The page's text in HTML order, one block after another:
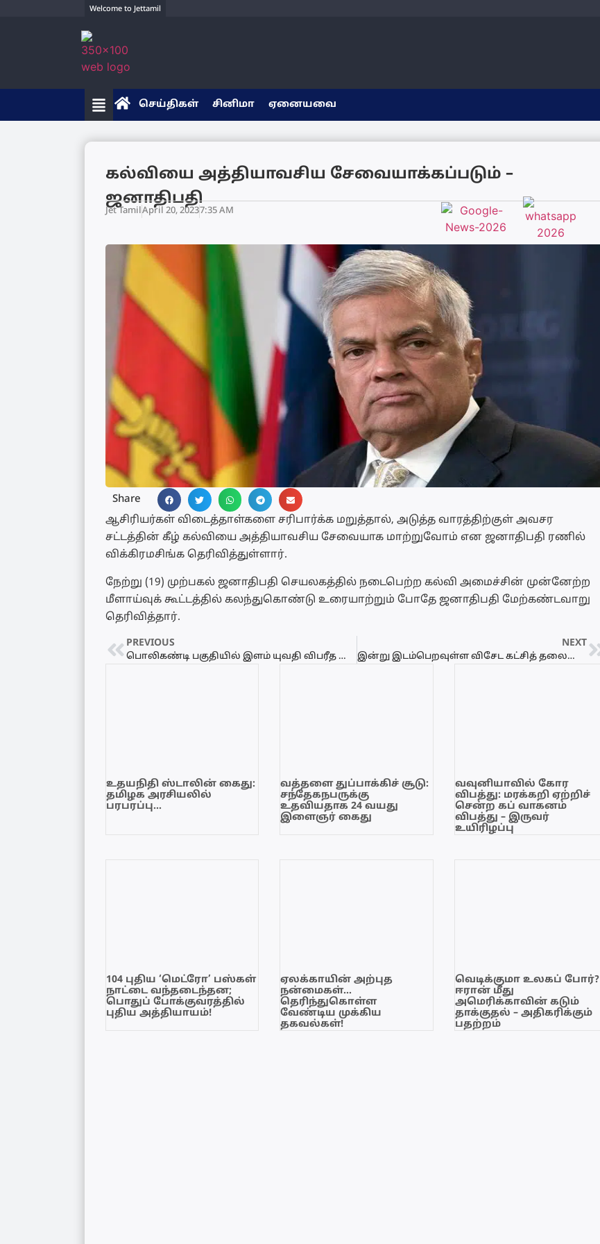
Welcome to Jettamil
செய்திகள் சினிமா ஏனையவை
கல்வியை அத்தியாவசிய சேவையாக்கப்படும் –
ஜனாதிபதி
Jet TamilApril 20, 20237:35 AM
Share
ஆசிரியர்கள் விடைத்தாள்களை சரிபார்க்க மறுத்தால், அடுத்த வாரத்திற்குள் அவசர
சட்டத்தின் கீழ் கல்வியை அத்தியாவசிய சேவையாக மாற்றுவோம் என ஜனாதிபதி ரணில்
விக்கிரமசிங்க தெரிவித்துள்ளார்.
நேற்று (19) முற்பகல் ஜனாதிபதி செயலகத்தில் நடைபெற்ற கல்வி அமைச்சின் முன்னேற்ற
மீளாய்வுக் கூட்டத்தில் கலந்துகொண்டு உரையாற்றும் போதே ஜனாதிபதி மேற்கண்டவாறு
தெரிவித்தார்.
PREVIOUS
பொலிகண்டி பகுதியில் இளம் யுவதி விபரீத முடிவால் உயிரிழப்பு
NEXT
இன்று இடம்பெறவுள்ள விசேட கட்சித் தலைமைக் கூட்டம்
உதயநிதி ஸ்டாலின் கைது:
தமிழக அரசியலில்
பரபரப்பு…
வத்தளை துப்பாக்கிச் சூடு:
சந்தேகநபருக்கு
உதவியதாக 24 வயது
இளைஞர் கைது
வவுனியாவில் கோர
விபத்து: மரக்கறி ஏற்றிச்
சென்ற கப் வாகனம்
விபத்து – இருவர்
உயிரிழப்பு
104 புதிய ‘மெட்ரோ’ பஸ்கள்
நாட்டை வந்தடைந்தன;
பொதுப் போக்குவரத்தில்
புதிய அத்தியாயம்!
ஏலக்காயின் அற்புத
நன்மைகள்…
தெரிந்துகொள்ள
வேண்டிய முக்கிய
தகவல்கள்!
வெடிக்குமா உலகப் போர்?
ஈரான் மீது
அமெரிக்காவின் கடும்
தாக்குதல் – அதிகரிக்கும்
பதற்றம்